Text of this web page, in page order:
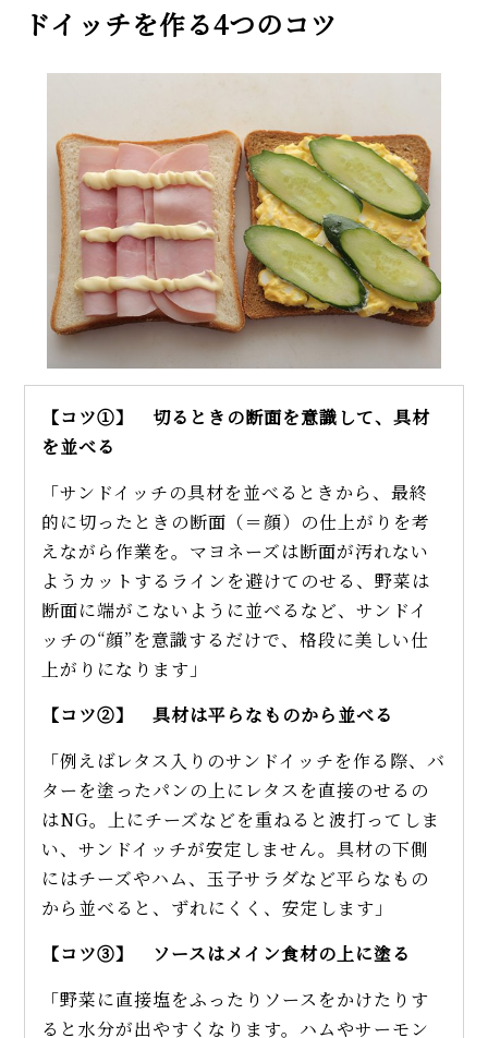
ドイッチを作る4つのコツ
【コツ①】 切るときの断面を意識して、具材
を並べる
「サンドイッチの具材を並べるときから、最終
的に切ったときの断面（＝顔）の仕上がりを考
えながら作業を。マヨネーズは断面が汚れない
ようカットするラインを避けてのせる、野菜は
断面に端がこないように並べるなど、サンドイ
ッチの“顔”を意識するだけで、格段に美しい仕
上がりになります」
【コツ②】 具材は平らなものから並べる
「例えばレタス入りのサンドイッチを作る際、バ
ターを塗ったパンの上にレタスを直接のせるの
はNG。上にチーズなどを重ねると波打ってしま
い、サンドイッチが安定しません。具材の下側
にはチーズやハム、玉子サラダなど平らなもの
から並べると、ずれにくく、安定します」
【コツ③】 ソースはメイン食材の上に塗る
「野菜に直接塩をふったりソースをかけたりす
ると水分が出やすくなります。ハムやサーモン